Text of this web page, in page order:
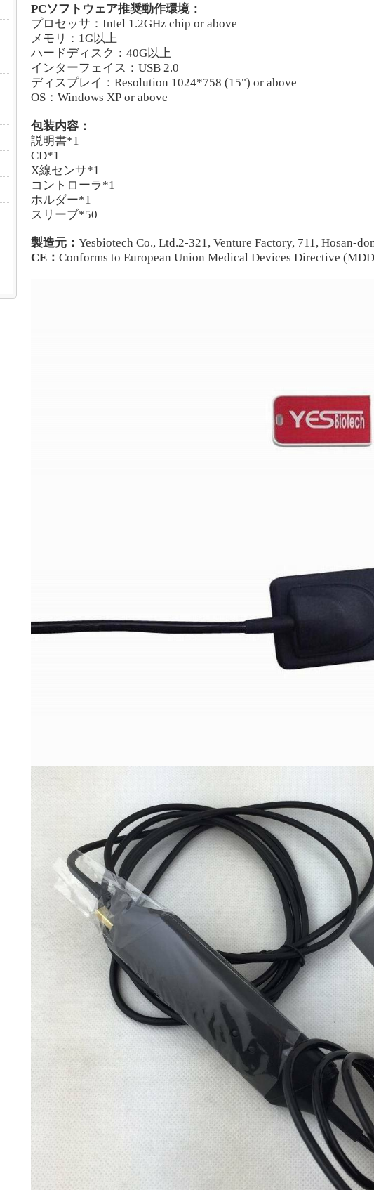
PCソフトウェア推奨動作環境：
プロセッサ ： Intel 1.2GHz chip or above
メモリ ： 1G以上
ハードディスク ： 40G以上
インターフェイス ： USB 2.0
ディスプレイ ： Resolution 1024*758 (15") or above
OS ： Windows XP or above
包装内容：
説明書*1
CD*1
X線センサ*1
コントローラ*1
ホルダー*1
スリーブ*50
製造元： Yesbiotech Co., Ltd.2-321, Venture Factory, 711, Hosan-
CE ： Conforms to European Union Medical Devices Directive